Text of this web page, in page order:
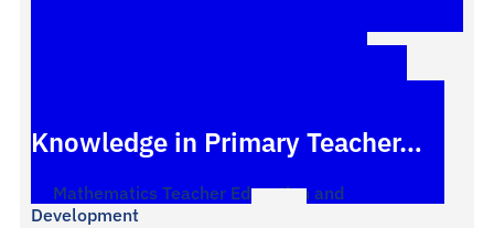
Knowledge in Primary Teacher…
Mathematics Teacher Education and
Development